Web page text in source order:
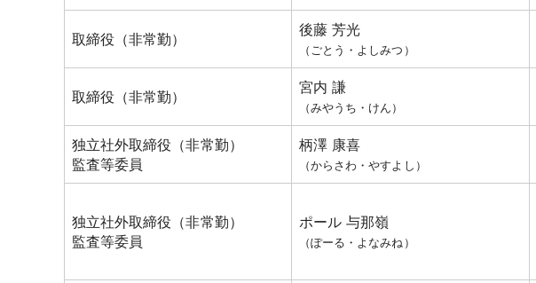
取締役（非常勤）
後藤 芳光
（ごとう・よしみつ）
取締役（非常勤）
宮内 謙
（みやうち・けん）
独立社外取締役（非常勤）
監査等委員
柄澤 康喜
（からさわ・やすよし）
独立社外取締役（非常勤）
監査等委員
ポール 与那嶺
（ぽーる・よなみね）